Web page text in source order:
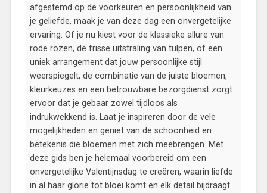
afgestemd op de voorkeuren en persoonlijkheid van
je geliefde, maak je van deze dag een onvergetelijke
ervaring. Of je nu kiest voor de klassieke allure van
rode rozen, de frisse uitstraling van tulpen, of een
uniek arrangement dat jouw persoonlijke stijl
weerspiegelt, de combinatie van de juiste bloemen,
kleurkeuzes en een betrouwbare bezorgdienst zorgt
ervoor dat je gebaar zowel tijdloos als
indrukwekkend is. Laat je inspireren door de vele
mogelijkheden en geniet van de schoonheid en
betekenis die bloemen met zich meebrengen. Met
deze gids ben je helemaal voorbereid om een
onvergetelijke Valentijnsdag te creëren, waarin liefde
in al haar glorie tot bloei komt en elk detail bijdraagt